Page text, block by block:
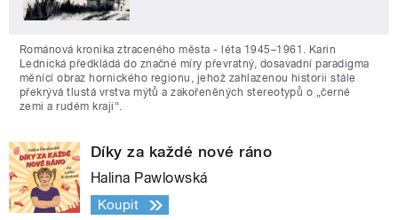
Románová kronika ztraceného města - léta 1945–1961. Karin
Lednická předkládá do značné míry převratný, dosavadní paradigma
měnící obraz hornického regionu, jehož zahlazenou historii stále
překrývá tlustá vrstva mýtů a zakořeněných stereotypů o „černé
zemi a rudém kraji“.
Díky za každé nové ráno
Halina Pawlowská
Koupit